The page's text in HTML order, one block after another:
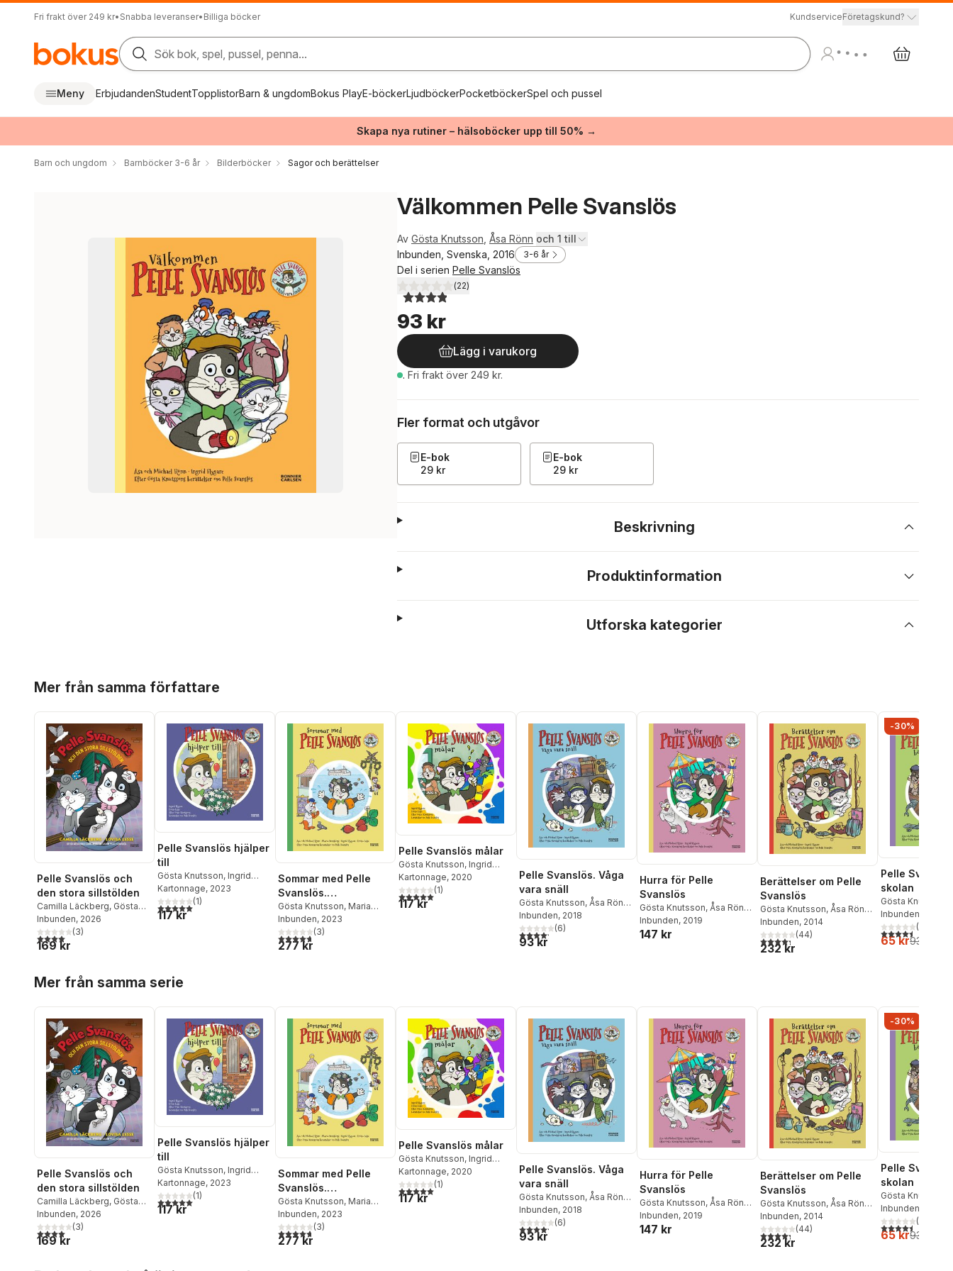
Fri frakt över 249 kr• Snabba leveranser• Billiga böcker KundserviceFöretagskund?
Sök bok, spel, pussel, penna...
Meny ErbjudandenStudentTopplistorBarn & ungdomBokus PlayE-böckerLjudböckerPocketböckerSpel och pussel
Skapa nya rutiner – hälsoböcker upp till 50% →
Barn och ungdom Barnböcker 3-6 år Bilderböcker Sagor och berättelser
Välkommen Pelle Svanslös
Av Gösta Knutsson Åsa Rönn och 1 till
Inbunden, Svenska, 2016
3-6 år
Del i serien Pelle Svanslös
3,9utav 5 stjärnor. Totalt antal röster:
(22)
93 kr
Lägg i varukorg
. Fri frakt över 249 kr.
Fler format och utgåvor
E-bok
29 kr
E-bok
29 kr
Beskrivning
Produktinformation
Utforska kategorier
Mer från samma författare
Pelle Svanslös och
den stora sillstölden
Camilla Läckberg, Gösta
Knutsson
Inbunden, 2026
4,0utav 5 stjärnor. Totalt antal röster:
(3)
169 kr
Pelle Svanslös hjälper
till
Gösta Knutsson, Ingrid
Flygare
Kartonnage, 2023
5,0utav 5 stjärnor. Totalt antal röster:
(1)
117 kr
Sommar med Pelle
Svanslös.
Samlingsvolym
Gösta Knutsson, Maria
Frensborg ,Åsa Rönn
Michael Rönn
Inbunden, 2023
4,7utav 5 stjärnor. Totalt antal röster:
(3)
277 kr
Pelle Svanslös målar
Gösta Knutsson, Ingrid
Flygare
Kartonnage, 2020
5,0utav 5 stjärnor. Totalt antal röster:
(1)
117 kr
Pelle Svanslös. Våga
vara snäll
Gösta Knutsson, Åsa Rönn ,
Michael Rönn
Inbunden, 2018
4,2utav 5 stjärnor. Totalt antal röster:
(6)
93 kr
Hurra för Pelle
Svanslös
Gösta Knutsson, Åsa Rönn ,
Michael Rönn
Inbunden, 2019
147 kr
Berättelser om Pelle
Svanslös
Gösta Knutsson, Åsa Rönn ,
Michael Rönn
Inbunden, 2014
4,3utav 5 stjärnor. Totalt antal röster:
(44)
232 kr
-30%
Pelle
skolan
Gösta Knutsson
Michael Rönn
Inbunden
4,5utav 5(
65 kr93 kr
Mer från samma serie
Pelle Svanslös och
den stora sillstölden
Camilla Läckberg, Gösta
Knutsson
Inbunden, 2026
4,0utav 5 stjärnor. Totalt antal röster:
(3)
169 kr
Pelle Svanslös hjälper
till
Gösta Knutsson, Ingrid
Flygare
Kartonnage, 2023
5,0utav 5 stjärnor. Totalt antal röster:
(1)
117 kr
Sommar med Pelle
Svanslös.
Samlingsvolym
Gösta Knutsson, Maria
Frensborg ,Åsa Rönn
Michael Rönn
Inbunden, 2023
4,7utav 5 stjärnor. Totalt antal röster:
(3)
277 kr
Pelle Svanslös målar
Gösta Knutsson, Ingrid
Flygare
Kartonnage, 2020
5,0utav 5 stjärnor. Totalt antal röster:
(1)
117 kr
Pelle Svanslös. Våga
vara snäll
Gösta Knutsson, Åsa Rönn ,
Michael Rönn
Inbunden, 2018
4,2utav 5 stjärnor. Totalt antal röster:
(6)
93 kr
Hurra för Pelle
Svanslös
Gösta Knutsson, Åsa Rönn ,
Michael Rönn
Inbunden, 2019
147 kr
Berättelser om Pelle
Svanslös
Gösta Knutsson, Åsa Rönn ,
Michael Rönn
Inbunden, 2014
4,3utav 5 stjärnor. Totalt antal röster:
(44)
232 kr
-30%
Pelle
skolan
Gösta Knutsson
Michael Rönn
Inbunden
4,5utav 5(
65 kr93 kr